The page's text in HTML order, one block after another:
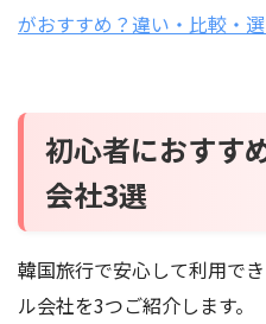
がおすすめ？違い・比較・
初心者におすす
会社3選
韓国旅行で安心して利用で
ル会社を3つご紹介します。